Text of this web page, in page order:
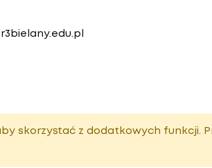
skorzystać z dodatkowych funkcji.